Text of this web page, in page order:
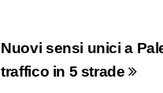
Nuovi sensi unici a
traffico in 5 strade